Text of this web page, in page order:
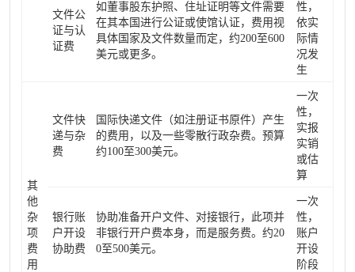
文件公
证与认
证费
如董事股东护照、住址证明等文件需要
在其本国进行公证或使馆认证，费用视
具体国家及文件数量而定，约200至600
美元或更多。
性，
依实
际情
况发
生
其
他
杂
项
费
用
文件快
递与杂
费
国际快递文件（如注册证书原件）产生
的费用，以及一些零散行政杂费。预算
约100至300美元。
一次
性，
实报
实销
或估
算
银行账
户开设
协助费
协助准备开户文件、对接银行，此项并
非银行开户费本身，而是服务费。约20
0至500美元。
一次
性，
账户
开设
阶段